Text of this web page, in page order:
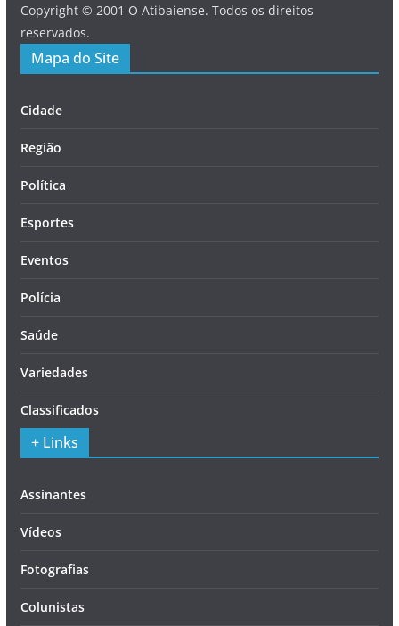
Copyright © 2001 O Atibaiense. Todos os direitos
reservados.
Mapa do Site
Cidade
Região
Política
Esportes
Eventos
Polícia
Saúde
Variedades
Classificados
+ Links
Assinantes
Vídeos
Fotografias
Colunistas